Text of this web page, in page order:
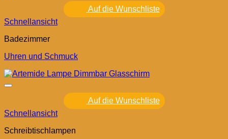
Auf die Wunschliste
Schnellansicht
Badezimmer
Uhren und Schmuck
Auf die Wunschliste
Schnellansicht
Schreibtischlampen